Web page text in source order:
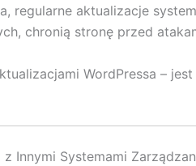
regularne aktualizacje
chronią stronę przed
WordPressa –
Innymi Systemami